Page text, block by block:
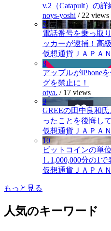
v.2（Catapult）の詳
noys-yoshi / 22 views
7
電話番号を乗っ取
ッカーが逮捕！高
仮想通貨ＪＡＰＡ
8
アップルがiPhone
グを禁止に！
otya. / 17 views
9
GREEの田中良和
ったことを後悔し
仮想通貨ＪＡＰＡ
10
ビットコインの単
し1,000,000分の1で
仮想通貨ＪＡＰＡ
もっと見る
人気のキーワード